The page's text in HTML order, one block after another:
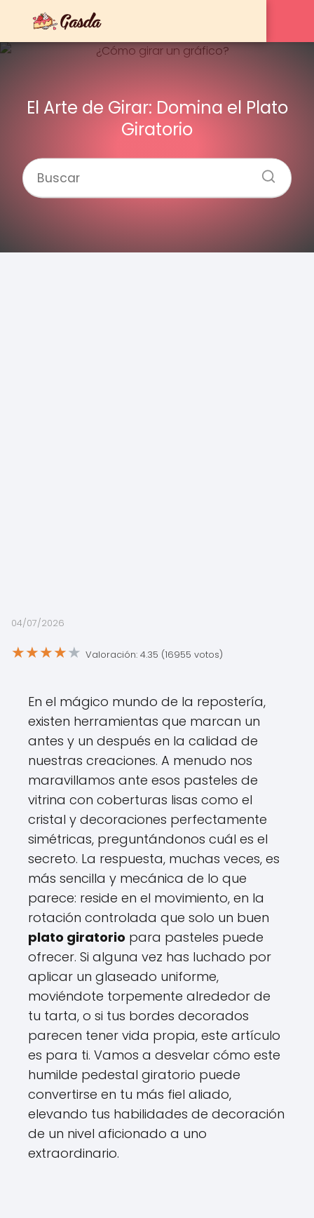
El Arte de Girar: Domina el Plato
Giratorio
04/07/2026
★★★★★ Valoración: 4.35 (16955 votos)
En el mágico mundo de la repostería,
existen herramientas que marcan un
antes y un después en la calidad de
nuestras creaciones. A menudo nos
maravillamos ante esos pasteles de
vitrina con coberturas lisas como el
cristal y decoraciones perfectamente
simétricas, preguntándonos cuál es el
secreto. La respuesta, muchas veces, es
más sencilla y mecánica de lo que
parece: reside en el movimiento, en la
rotación controlada que solo un buen
plato giratorio para pasteles puede
ofrecer. Si alguna vez has luchado por
aplicar un glaseado uniforme,
moviéndote torpemente alrededor de
tu tarta, o si tus bordes decorados
parecen tener vida propia, este artículo
es para ti. Vamos a desvelar cómo este
humilde pedestal giratorio puede
convertirse en tu más fiel aliado,
elevando tus habilidades de decoración
de un nivel aficionado a uno
extraordinario.